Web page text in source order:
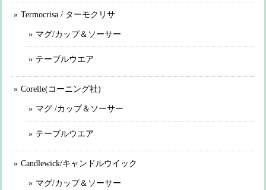
Termocrisa / ターモクリサ
マグ/カップ＆ソーサー
テーブルウエア
Corelle(コーニング社)
マグ /カップ＆ソーサー
テーブルウエア
Candlewick/キャンドルウイック
マグ/カップ＆ソーサー